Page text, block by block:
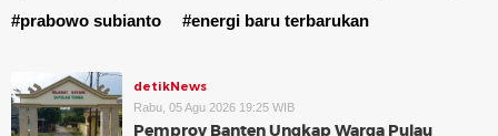
#prabowo subianto
#energi baru terbarukan
detikNews
Rabu, 05 Agu 2026 19:25 WIB
Pemprov Banten Ungkap Warga Pulau